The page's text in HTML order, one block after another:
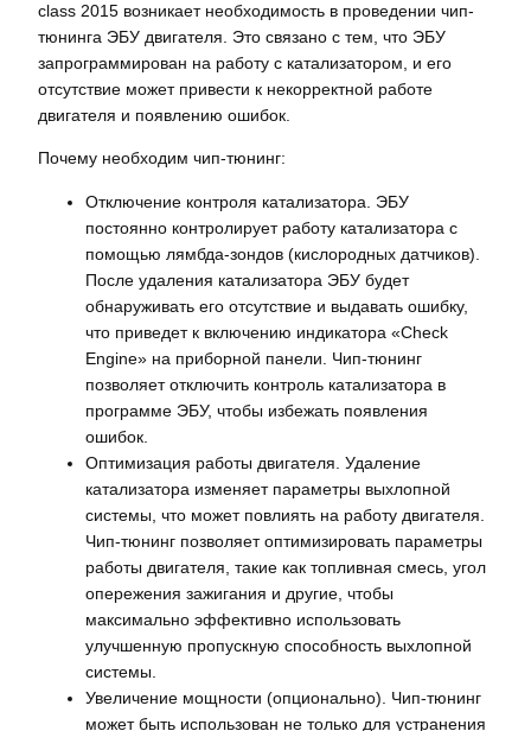
class 2015 возникает необходимость в проведении чип-
тюнинга ЭБУ двигателя. Это связано с тем, что ЭБУ
запрограммирован на работу с катализатором, и его
отсутствие может привести к некорректной работе
двигателя и появлению ошибок.
Почему необходим чип-тюнинг:
Отключение контроля катализатора. ЭБУ
постоянно контролирует работу катализатора с
помощью лямбда-зондов (кислородных датчиков).
После удаления катализатора ЭБУ будет
обнаруживать его отсутствие и выдавать ошибку,
что приведет к включению индикатора «Check
Engine» на приборной панели. Чип-тюнинг
позволяет отключить контроль катализатора в
программе ЭБУ, чтобы избежать появления
ошибок.
Оптимизация работы двигателя. Удаление
катализатора изменяет параметры выхлопной
системы, что может повлиять на работу двигателя.
Чип-тюнинг позволяет оптимизировать параметры
работы двигателя, такие как топливная смесь, угол
опережения зажигания и другие, чтобы
максимально эффективно использовать
улучшенную пропускную способность выхлопной
системы.
Увеличение мощности (опционально). Чип-тюнинг
может быть использован не только для устранения